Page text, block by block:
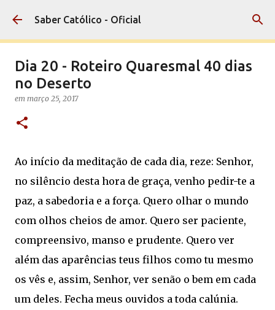
Pular para o conteúdo principal
Saber Católico - Oficial
Dia 20 - Roteiro Quaresmal 40 dias
no Deserto
em março 25, 2017
Ao início da meditação de cada dia, reze: Senhor,
no silêncio desta hora de graça, venho pedir-te a
paz, a sabedoria e a força. Quero olhar o mundo
com olhos cheios de amor. Quero ser paciente,
compreensivo, manso e prudente. Quero ver
além das aparências teus filhos como tu mesmo
os vês e, assim, Senhor, ver senão o bem em cada
um deles. Fecha meus ouvidos a toda calúnia.